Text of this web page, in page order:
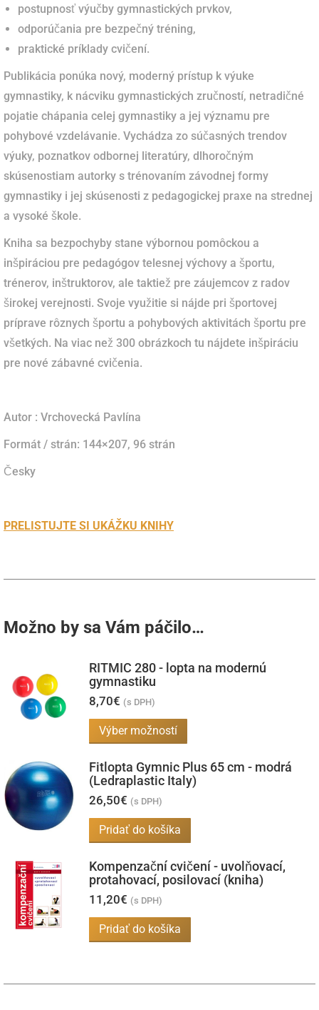
postupnosť výučby gymnastických prvkov,
odporúčania pre bezpečný tréning,
praktické príklady cvičení.
Publikácia ponúka nový, moderný prístup k výuke
gymnastiky, k nácviku gymnastických zručností, netradičné
pojatie chápania celej gymnastiky a jej významu pre
pohybové vzdelávanie. Vychádza zo súčasných trendov
výuky, poznatkov odbornej literatúry, dlhoročným
skúsenostiam autorky s trénovaním závodnej formy
gymnastiky i jej skúsenosti z pedagogickej praxe na strednej
a vysoké škole.
Kniha sa bezpochyby stane výbornou pomôckou a
inšpiráciou pre pedagógov telesnej výchovy a športu,
trénerov, inštruktorov, ale taktiež pre záujemcov z radov
širokej verejnosti. Svoje využitie si nájde pri športovej
príprave rôznych športu a pohybových aktivitách športu pre
všetkých. Na viac než 300 obrázkoch tu nájdete inšpiráciu
pre nové zábavné cvičenia.
Autor : Vrchovecká Pavlína
Formát / strán: 144×207, 96 strán
Česky
PRELISTUJTE SI UKÁŽKU KNIHY
Možno by sa Vám páčilo…
RITMIC 280 - lopta na modernú
gymnastiku
8,70€ (s DPH)
Výber možností
produkt
má
viacero
si
môžete
vybrať
Fitlopta Gymnic Plus 65 cm - modrá
(Ledraplastic Italy)
26,50€ (s DPH)
Pridať do košíka
Kompenzační cvičení - uvolňovací,
protahovací, posilovací (kniha)
11,20€ (s DPH)
Pridať do košíka